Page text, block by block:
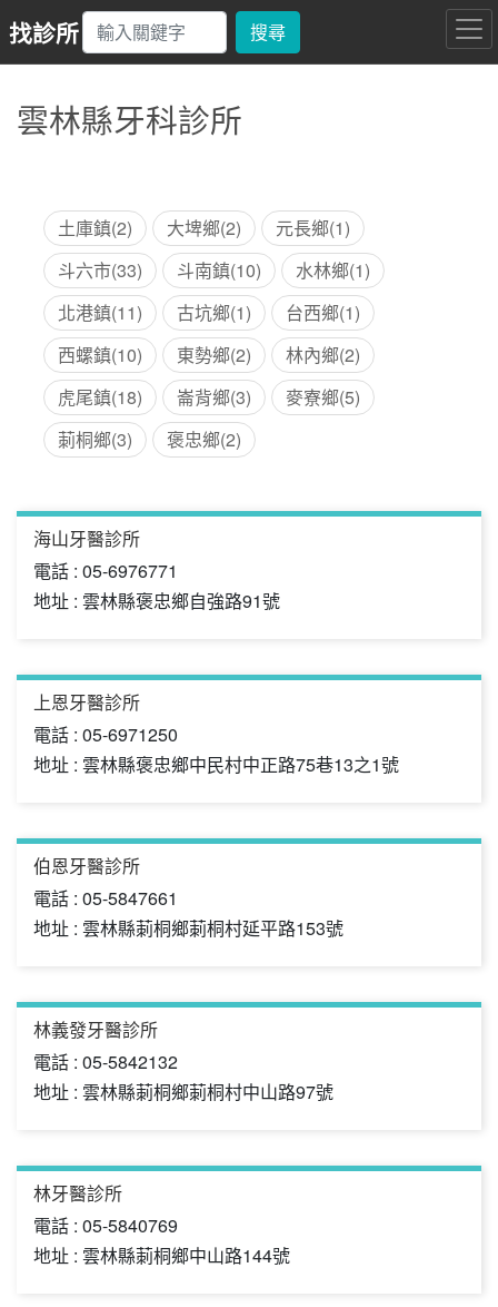
找診所 搜尋
雲林縣牙科診所
土庫鎮(2) 大埤鄉(2)
元長鄉(1)
斗六市(33)
斗南鎮(10)
水林鄉(1)
北港鎮(11)
古坑鄉(1)
台西鄉(1)
西螺鎮(10)
東勢鄉(2)
林內鄉(2)
虎尾鎮(18)
崙背鄉(3)
麥寮鄉(5)
莿桐鄉(3)
褒忠鄉(2)
海山牙醫診所
電話 : 05-6976771
地址 : 雲林縣褒忠鄉自強路91號
上恩牙醫診所
電話 : 05-6971250
地址 : 雲林縣褒忠鄉中民村中正路75巷13之1號
伯恩牙醫診所
電話 : 05-5847661
地址 : 雲林縣莿桐鄉莿桐村延平路153號
林義發牙醫診所
電話 : 05-5842132
地址 : 雲林縣莿桐鄉莿桐村中山路97號
林牙醫診所
電話 : 05-5840769
地址 : 雲林縣莿桐鄉中山路144號